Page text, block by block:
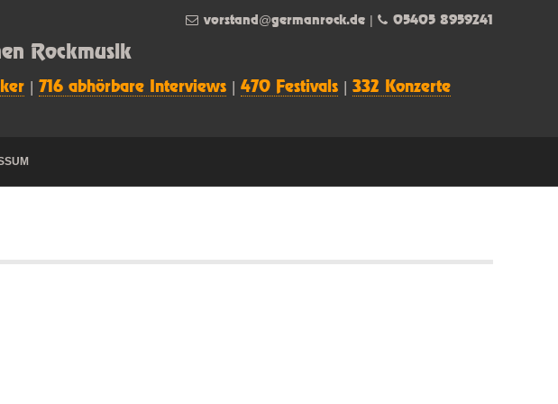
Rockmusik
716 abhörbare Interviews 470 Festivals 332 Konzerte
vorstand@germanrock.de 05405 8959241